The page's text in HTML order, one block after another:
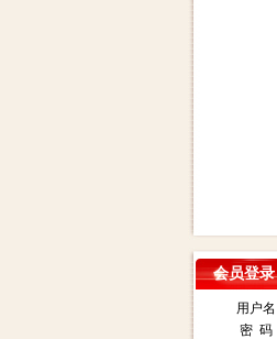
会员登录
用户名
密 码